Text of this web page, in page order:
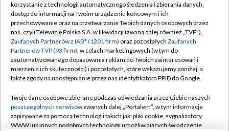
TVP
Abonament TVP
Emisja w TVP
Centrum informacji TVP
Naziemna Telewizja Cyfrowa
Rada Programowa
System NOS
Regulamin TVP
Polityka prywatności
Moje zgody
Pomoc
Kontakt
korzystanie z technologii automatycznego śledzenia i zbierania danych,
dostęp do informacji na Twoim urządzeniu końcowym i ich
przechowywanie oraz na przetwarzanie Twoich danych osobowych przez
nas, czyli Telewizję Polską S.A. w likwidacji (zwaną dalej również „TVP”),
Zaufanych Partnerów z IAB* (1201 firm) oraz pozostałych Zaufanych
Partnerów TVP (93 firm), w celach marketingowych (w tym do
zautomatyzowanego dopasowania reklam do Twoich zainteresowań i
mierzenia ich skuteczności) i pozostałych, które wskazujemy poniżej, a
także zgody na udostępnianie przez nas identyfikatora PPID do Google.
Twoje dane osobowe zbierane podczas odwiedzania przez Ciebie naszych
poszczególnych serwisówzwanych dalej „Portalem”, w tym informacje
zapisywane za pomocą technologii takich jak: pliki cookie, sygnalizatory
WWW lub innych podobnych technologii umożliwiających świadczenie